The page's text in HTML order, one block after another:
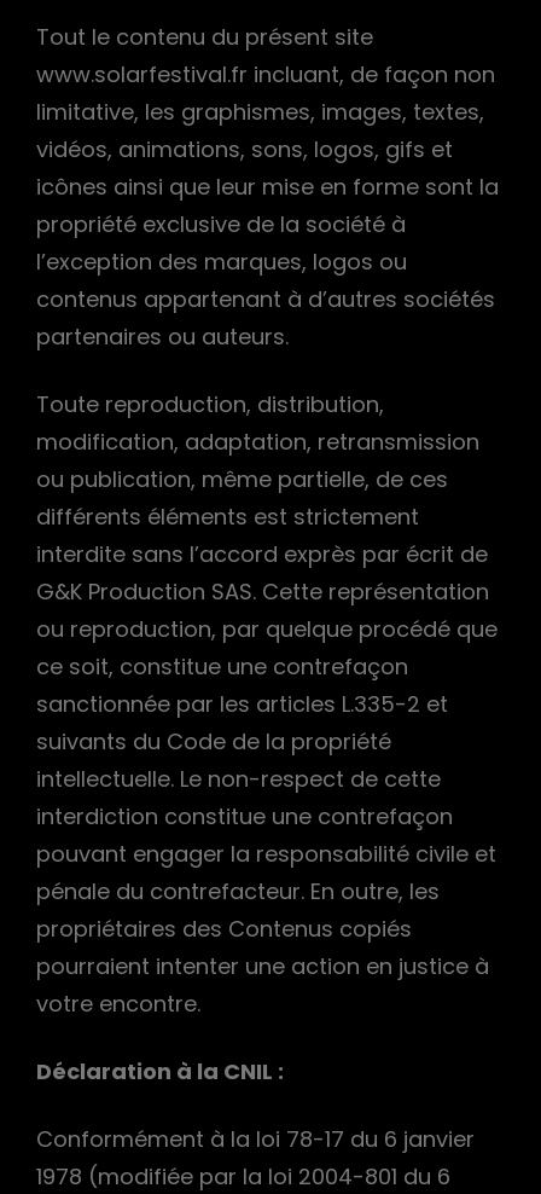
Tout le contenu du présent site
www.solarfestival.fr incluant, de façon non
limitative, les graphismes, images, textes,
vidéos, animations, sons, logos, gifs et
icônes ainsi que leur mise en forme sont la
propriété exclusive de la société à
l’exception des marques, logos ou
contenus appartenant à d’autres sociétés
partenaires ou auteurs.
Toute reproduction, distribution,
modification, adaptation, retransmission
ou publication, même partielle, de ces
différents éléments est strictement
interdite sans l’accord exprès par écrit de
G&K Production SAS. Cette représentation
ou reproduction, par quelque procédé que
ce soit, constitue une contrefaçon
sanctionnée par les articles L.335-2 et
suivants du Code de la propriété
intellectuelle. Le non-respect de cette
interdiction constitue une contrefaçon
pouvant engager la responsabilité civile et
pénale du contrefacteur. En outre, les
propriétaires des Contenus copiés
pourraient intenter une action en justice à
votre encontre.
Déclaration à la CNIL :
Conformément à la loi 78-17 du 6 janvier
1978 (modifiée par la loi 2004-801 du 6